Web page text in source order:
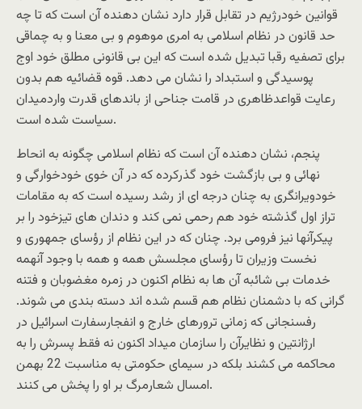
قوانین خودرژیم در تقابل قرار دارد نشان دهنده آن است که تا چه
حد قانون در نظام اسلامی به امری موهوم و بی معنا و به چماقی
برای تصفیه رقبا تبدیل شده است که این بی قانونی مطلق خود اوج
پوسیدگی و استبداد را نشان می دهد. قوه قضائیه هم بدون
رعایت قواعدظاهری در قامت جناحی از باندهای قدرت واردمیدان
سیاست شده است.
پنجم، نشان دهنده آن است که نظام اسلامی چگونه به انحاط
نهائی و بی بازگشت خود گذرکرده که در آن خوی خودخوارگی و
خودویرانگری به چنان درجه ای از رشد رسیده است که به مقامات
تراز اول گذشته خود هم رحمی نمی کند و دندان های تیزخود را بر
پیکرآنها نیز فرومی برد. چنان که در این نظام از رؤسای جمهوری و
نخست وزیران تا رؤسای مجلسش همه و همه با وجود آنهمه
خدمات بی شائبه آن ها به نظام اکنون در زمره مغضوبان و فتنه
گرانی که با دشمنان نظام هم قسم شده اند دسته بندی می شوند.
رفسنجانی که زمانی ترورهای خارج و انفجارسفارت اسرائیل در
ارژانتین و نظایرآن را سازمان میداد اکنون نه فقط پسرش را به
محاکمه می کشند بلکه در سیمای حکومتی به مناسبت 22 بهمن
امسال شعارمرگ بر او را پخش می کنند.